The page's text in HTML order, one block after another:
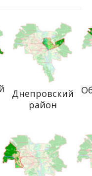
Днепровский
район